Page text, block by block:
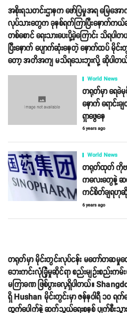
အစိုးရသတင်းဌာနက ဖော်ပြမှုအရ မြေအေ
လုပ်သားတွေက ခုနစ်ရက်ကြာပြီးနောက်ကယ်
တစ်စောင် ရေးသားပေးပို့ခဲ့ကြောင်း သိရပါ
ပြီးနောက် ပျောက်ဆုံးနေတဲ့ နောက်ထပ် မိုင်
တော့ အတိအကျ မသိရသေးဘူးလို့ ဆိုပါတ
World News
တရုတ်မှာ ရေခဲမု
နောက် ရောင်း
ရှာဖွေနေ
6 years ago
World News
တရုတ်ထုတ် ကိုဗ
ကလေးတွေနဲ့
ကင်စိတ်ချရဟု
6 years ago
တရုတ်မှာ မိုင်းတွင်းလုပ်ငန်း မတော်တဆ
ဘေးကင်းလုံခြုံမှုဆိုင်ရာ စည်းမျဥ်းစည်းကမ်း
မကြာခဏ ဖြစ်ပွားလေ့ရှိပါတယ်။
ရှိ Hushan မိုင်းတွင်းမှာ ဇန်နဝါရီ ၁၀ ရက်
ထွက်ပေါက်နဲ့ ဆက်သွယ်ရေးစနစ် ပျက်စီးသွား